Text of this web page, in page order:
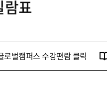
표
로벌캠퍼스 수강편람 클릭